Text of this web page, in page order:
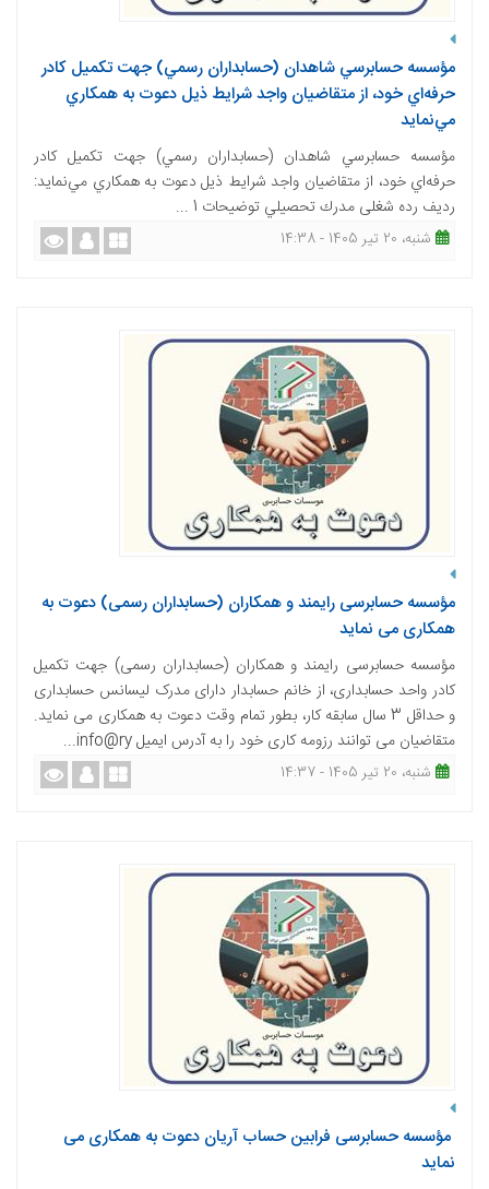
مؤسسه حسابرسي شاهدان (حسابداران رسمي) جهت تكميل كادر
حرفه‌اي خود، از متقاضیان واجد شرایط ذیل دعوت به همكاري
مي‌نمايد
مؤسسه حسابرسي شاهدان (حسابداران رسمي) جهت تكميل كادر
حرفه‌اي خود، از متقاضیان واجد شرایط ذیل دعوت به همكاري مي‌نمايد:
رديف رده شغلی مدرك تحصيلي توضيحات 1 ...
شنبه، 20 تیر 1405 - 14:38
مؤسسه حسابرسی رایمند و همکاران (حسابداران رسمی) دعوت به
همکاری می نماید
مؤسسه حسابرسی رایمند و همکاران (حسابداران رسمی) جهت تکمیل
کادر واحد حسابداری، از خانم حسابدار دارای مدرک لیسانس حسابداری
و حداقل 3 سال سابقه کار، بطور تمام وقت دعوت به همکاری می نماید.
متقاضیان می توانند رزومه کاری خود را به آدرس ایمیل info@ry...
شنبه، 20 تیر 1405 - 14:37
مؤسسه حسابرسی فرابین حساب آریان دعوت به همکاری می
نماید